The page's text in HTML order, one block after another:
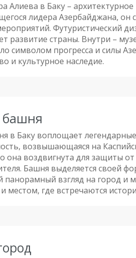
Алиева в Баку –
лидера Азербайджана, он
Футуристический
развитие страны. Внутри –
символом прогресса и силы
и культурное наследие.
башня
в Баку воплощает
возвышающаяся на
она воздвигнута для защиты
Башня выделяется своей
взгляд на город и
местом, где встречаются